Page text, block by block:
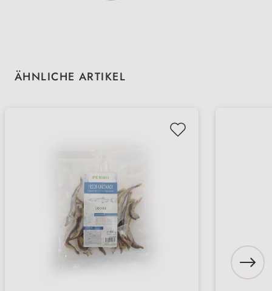
Produktgalerie überspringen
ÄHNLICHE ARTIKEL